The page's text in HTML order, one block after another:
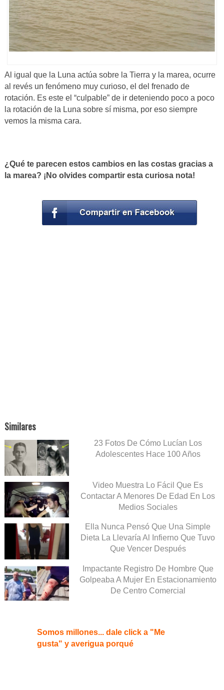
Al igual que la Luna actúa sobre la Tierra y la marea, ocurre
al revés un fenómeno muy curioso, el del frenado de
rotación. Es este el “culpable” de ir deteniendo poco a poco
la rotación de la Luna sobre sí misma, por eso siempre
vemos la misma cara.
¿Qué te parecen estos cambios en las costas gracias a
la marea? ¡No olvides compartir esta curiosa nota!
Similares
23 Fotos De Cómo Lucían Los
Adolescentes Hace 100 Años
Video Muestra Lo Fácil Que Es
Contactar A Menores De Edad En Los
Medios Sociales
Ella Nunca Pensó Que Una Simple
Dieta La Llevaría Al Infierno Que Tuvo
Que Vencer Después
Impactante Registro De Hombre Que
Golpeaba A Mujer En Estacionamiento
De Centro Comercial
Somos millones... dale click a "Me
gusta" y averigua porqué